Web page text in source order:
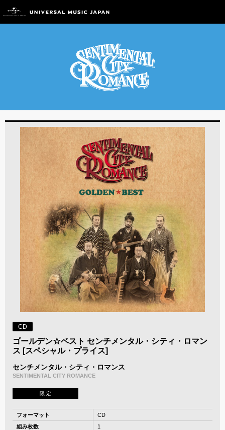
CD
ゴールデン☆ベスト センチメンタル・シティ・ロマン
ス [スペシャル・プライス]
センチメンタル・シティ・ロマンス
SENTIMENTAL CITY ROMANCE
限 定
フォーマット
CD
組み枚数
1